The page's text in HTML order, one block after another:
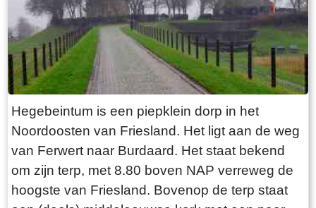
explosie heeft plaatsgevonden. Niets is minder
waar. De laatste bewoner van Jongemastate
was Burgemeester van Slooten. Hij was
burgemeester van de gemeente
Rauwerderhem. Het voormalige gemeentehuis
staat een eindje verderop. Het is moeilijk voor te
stellen maar toen hij verhuisde heeft hij de state
met de grond gelijk laten maken. Misschien
heeft hij tevergeefs een advertentie geplaatst in
de Leeuwarder Courant met de vraag of iemand
zijn ambtswoning zou willen overnemen voor
Hegebeintum is een piepklein dorp in het
Noordoosten van Friesland. Het ligt aan de weg
van Ferwert naar Burdaard. Het staat bekend
om zijn terp, met 8.80 boven NAP verreweg de
hoogste van Friesland. Bovenop de terp staat